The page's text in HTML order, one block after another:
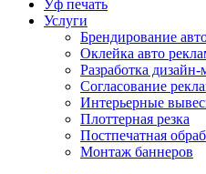
Уф печать
Услуги
Брендирование
Оклейка авто
Разработка
Согласование
Интерьерные
Плоттерная резка
Постпечатная
Монтаж баннеров